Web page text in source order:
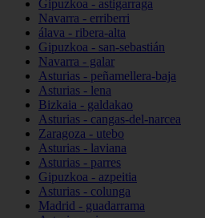
Gipuzkoa - astigarraga
Navarra - erriberri
álava - ribera-alta
Gipuzkoa - san-sebastián
Navarra - galar
Asturias - peñamellera-baja
Asturias - lena
Bizkaia - galdakao
Asturias - cangas-del-narcea
Zaragoza - utebo
Asturias - laviana
Asturias - parres
Gipuzkoa - azpeitia
Asturias - colunga
Madrid - guadarrama